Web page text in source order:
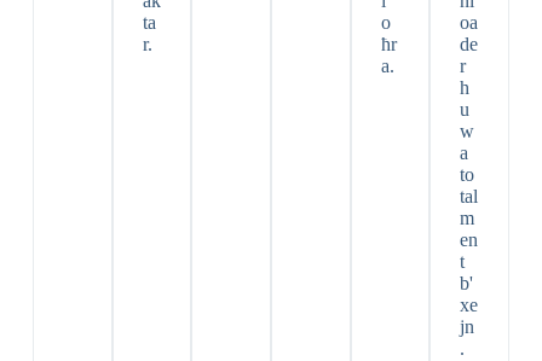
ta
r.
o
ħr
a.
oa
de
r
h
u
w
a
to
tal
m
en
t
b'
xe
jn
.